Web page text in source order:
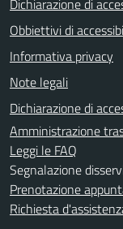
Obbiettivi di
Informativa privacy
Note legali
Dichiarazione di
Amministrazione
Leggi le FAQ
Segnalazione
Prenotazione
Richiesta